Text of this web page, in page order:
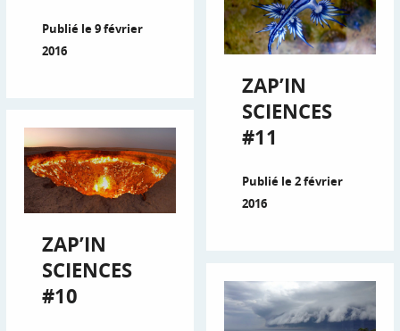
Publié le 9 février
2016
ZAP’IN
SCIENCES
#11
Publié le 2 février
2016
ZAP’IN
SCIENCES
#10